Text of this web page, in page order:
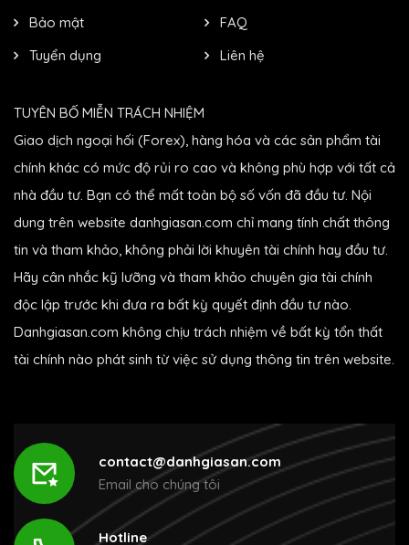
Bảo mật
FAQ
Tuyển dụng
Liên hệ
TUYÊN BỐ MIỄN TRÁCH NHIỆM
Giao dịch ngoại hối (Forex), hàng hóa và các sản phẩm tài
chính khác có mức độ rủi ro cao và không phù hợp với tất cả
nhà đầu tư. Bạn có thể mất toàn bộ số vốn đã đầu tư. Nội
dung trên website danhgiasan.com chỉ mang tính chất thông
tin và tham khảo, không phải lời khuyên tài chính hay đầu tư.
Hãy cân nhắc kỹ lưỡng và tham khảo chuyên gia tài chính
độc lập trước khi đưa ra bất kỳ quyết định đầu tư nào.
Danhgiasan.com không chịu trách nhiệm về bất kỳ tổn thất
tài chính nào phát sinh từ việc sử dụng thông tin trên website.
contact@danhgiasan.com
Email cho chúng tôi
Hotline